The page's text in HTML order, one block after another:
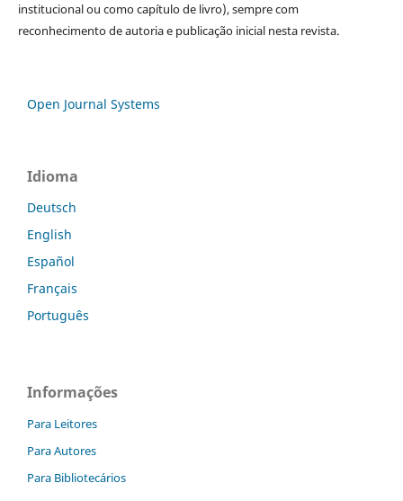
institucional ou como capítulo de livro), sempre com
reconhecimento de autoria e publicação inicial nesta revista.
Open Journal Systems
Idioma
Deutsch
English
Español
Français
Português
Informações
Para Leitores
Para Autores
Para Bibliotecários